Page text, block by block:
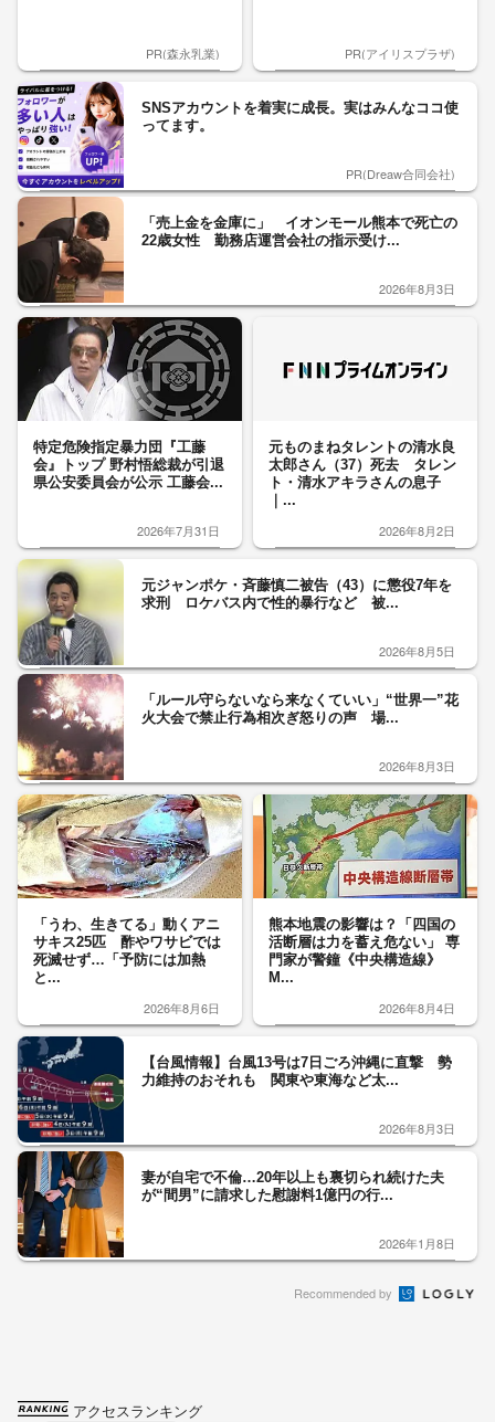
PR(森永乳業) PR(アイリスプラザ)
SNSアカウントを着実に成長。実はみんなココ使
ってます。
PR(Dreaw合同会社)
「売上金を金庫に」 イオンモール熊本で死亡の
22歳女性 勤務店運営会社の指示受け...
2026年8月3日
特定危険指定暴力団『工藤
会』トップ 野村悟総裁が引退
県公安委員会が公示 工藤会...
2026年7月31日
元ものまねタレントの清水良
太郎さん（37）死去 タレン
ト・清水アキラさんの息子
｜...
2026年8月2日
元ジャンポケ・斉藤慎二被告（43）に懲役7年を
求刑 ロケバス内で性的暴行など 被...
2026年8月5日
「ルール守らないなら来なくていい」“世界一”花
火大会で禁止行為相次ぎ怒りの声 場...
2026年8月3日
「うわ、生きてる」動くアニ
サキス25匹 酢やワサビでは
死滅せず…「予防には加熱
と...
2026年8月6日
熊本地震の影響は？「四国の
活断層は力を蓄え危ない」 専
門家が警鐘《中央構造線》
M...
2026年8月4日
【台風情報】台風13号は7日ごろ沖縄に直撃 勢
力維持のおそれも 関東や東海など太...
2026年8月3日
妻が自宅で不倫…20年以上も裏切られ続けた夫
が“間男”に請求した慰謝料1億円の行...
2026年1月8日
Recommended by
アクセスランキング